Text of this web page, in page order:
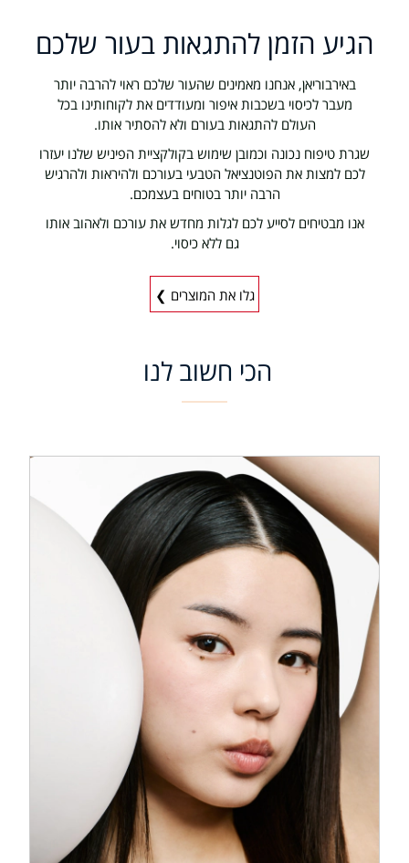
הגיע הזמן להתגאות בעור שלכם
באירבוריאן, אנחנו מאמינים שהעור שלכם ראוי להרבה יותר
מעבר לכיסוי בשכבות איפור ומעודדים את לקוחותינו בכל
העולם להתגאות בעורם ולא להסתיר אותו.
שגרת טיפוח נכונה וכמובן שימוש בקולקציית הפיניש שלנו יעזרו
לכם למצות את הפוטנציאל הטבעי בעורכם ולהיראות ולהרגיש
הרבה יותר בטוחים בעצמכם.
אנו מבטיחים לסייע לכם לגלות מחדש את עורכם ולאהוב אותו
גם ללא כיסוי.
גלו את המוצרים ❯
הכי חשוב לנו